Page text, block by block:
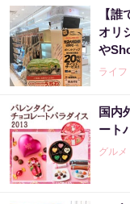
【
オリ
や
ライフ
国内
ート
グルメ